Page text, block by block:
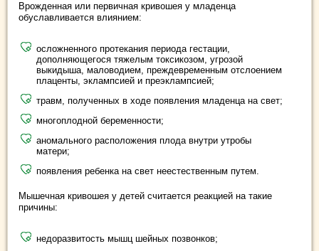
Врожденная или первичная кривошея у младенца
обуславливается влиянием:
осложненного протекания периода гестации,
дополняющегося тяжелым токсикозом, угрозой
выкидыша, маловодием, преждевременным отслоением
плаценты, эклампсией и преэклампсией;
травм, полученных в ходе появления младенца на свет;
многоплодной беременности;
аномального расположения плода внутри утробы
матери;
появления ребенка на свет неестественным путем.
Мышечная кривошея у детей считается реакцией на такие
причины:
недоразвитость мышц шейных позвонков;